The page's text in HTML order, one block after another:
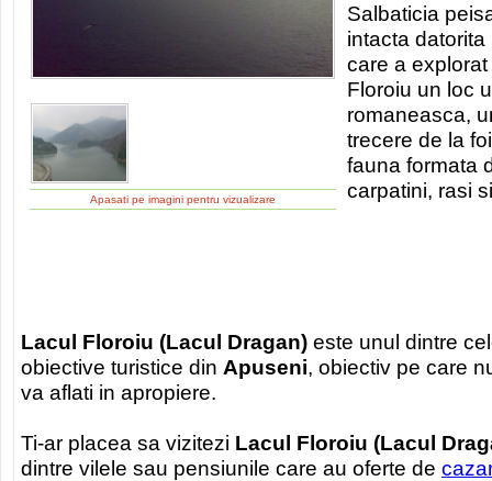
Apasati pe imagini pentru vizualizare
Salbaticia
intacta
care a
Floroiu un loc
romaneasca,
trecere de la
fauna formata
carpatini, rasi
Lacul Floroiu (Lacul Dragan) este unul dintre
obiective turistice din Apuseni, obiectiv pe care
va aflati in apropiere.
Ti-ar placea sa vizitezi Lacul Floroiu (Lacul
dintre vilele sau pensiunile care au oferte de